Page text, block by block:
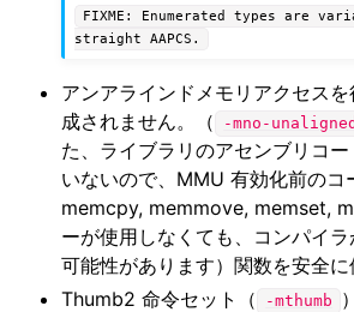
FIXME: Enumerated types are
straight
AAPCS.
アンアラインドメモリアクセス
成されません。（
-mno-
た、ライブラリのアセンブリコ
いないので、MMU 有効化前のコ
memcpy, memmove, memset,
ーが使用しなくても、コンパイ
可能性があります）関数を安全に
Thumb2 命令セット（
-mthumb